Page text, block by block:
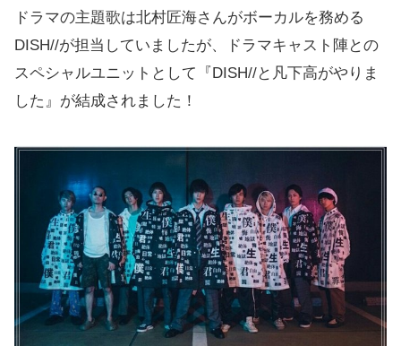
ドラマの主題歌は北村匠海さんがボーカルを務める
DISH//が担当していましたが、ドラマキャスト陣との
スペシャルユニットとして『DISH//と凡下高がやりま
した』が結成されました！